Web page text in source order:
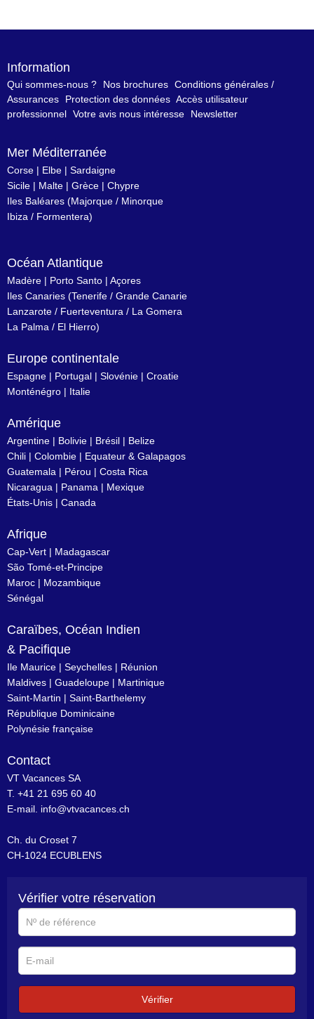
Information
Qui sommes-nous ? Nos brochures Conditions générales /
Assurances
Protection des données Accès utilisateur
professionnel Votre avis nous intéresse Newsletter
Mer Méditerranée
Corse | Elbe | Sardaigne
Sicile | Malte | Grèce | Chypre
Iles Baléares (Majorque / Minorque
Ibiza / Formentera)
Océan Atlantique
Madère | Porto Santo | Açores
Iles Canaries (Tenerife / Grande Canarie
Lanzarote / Fuerteventura / La Gomera
La Palma / El Hierro)
Europe continentale
Espagne | Portugal | Slovénie | Croatie
Monténégro | Italie
Amérique
Argentine | Bolivie | Brésil | Belize
Chili | Colombie | Equateur & Galapagos
Guatemala | Pérou | Costa Rica
Nicaragua | Panama | Mexique
États-Unis | Canada
Afrique
Cap-Vert | Madagascar
São Tomé-et-Principe
Maroc | Mozambique
Sénégal
Caraïbes, Océan Indien
& Pacifique
Ile Maurice | Seychelles | Réunion
Maldives | Guadeloupe | Martinique
Saint-Martin | Saint-Barthelemy
République Dominicaine
Polynésie française
Contact
VT Vacances SA
T. +41 21 695 60 40
E-mail. info@vtvacances.ch
Ch. du Croset 7
CH-1024 ECUBLENS
Vérifier votre réservation
N°
de
E-
mail
Vérifier